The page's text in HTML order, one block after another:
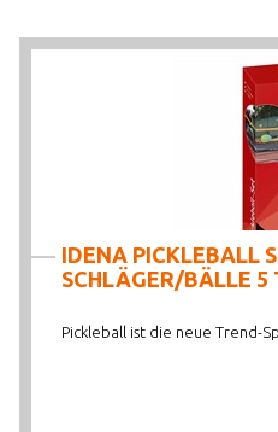
IDENA PICKLEBALL
SCHLÄGER/BÄLLE 5
Pickleball ist die neue Trend-